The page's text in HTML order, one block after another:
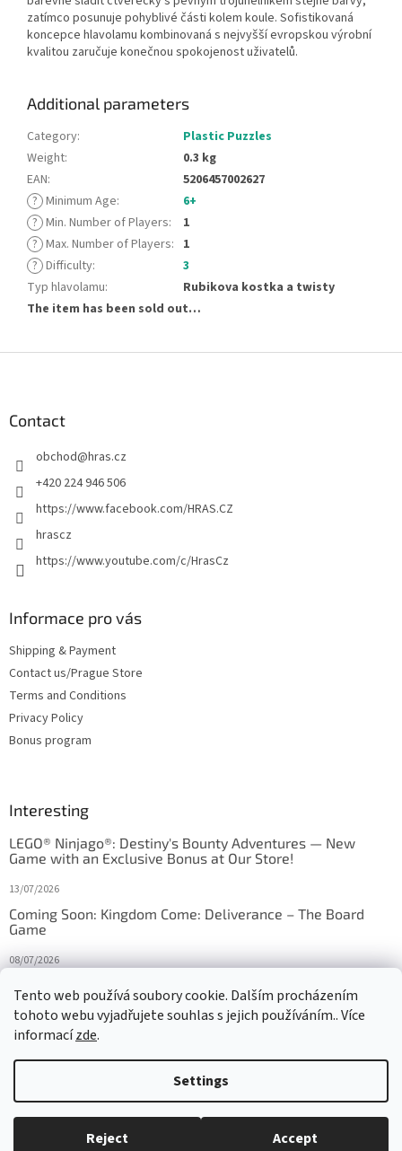
Tento web používá soubory cookie. Dalším procházením
tohoto webu vyjadřujete souhlas s jejich používáním.. Více
informacízde.
Settings
Reject Accept
zatímco posunuje pohyblivé části kolem koule. Sofistikovaná
koncepce hlavolamu kombinovaná s nejvyšší evropskou výrobní
kvalitou zaručuje konečnou spokojenost uživatelů.
Additional parameters
Category:
Plastic Puzzles
Weight:
0.3 kg
EAN:
5206457002627
? Minimum Age:
6+
? Min. Number of Players:
1
? Max. Number of Players: 1
? Difficulty:
3
Typ hlavolamu:
Rubikova kostka a twisty
The item has been sold out…
Contact
obchod@hras.cz
+420 224 946 506
https://www.facebook.com/HRAS.CZ
hrascz
https://www.youtube.com/c/HrasCz
Informace pro vás
Shipping & Payment
Contact us/Prague Store
Terms and Conditions
Privacy Policy
Bonus program
Interesting
LEGO® Ninjago®: Destiny's Bounty Adventures — New
Game with an Exclusive Bonus at Our Store!
13/07/2026
Coming Soon: Kingdom Come: Deliverance – The Board
Game
08/07/2026
27/10/2025
Created by Shoptet
Copyright 2026HRAS Edit cookie settings